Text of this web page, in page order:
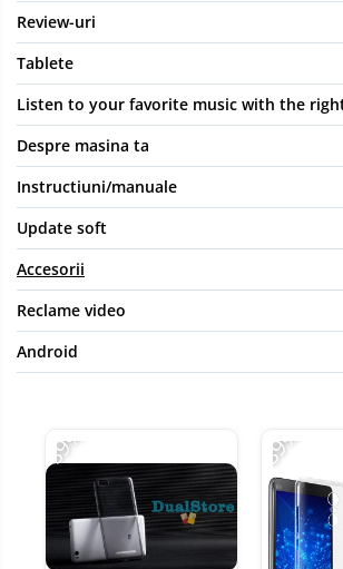
Review-uri
Tablete
Listen to your favorite music with the
Despre masina ta
Instructiuni/manuale
Update soft
Accesorii
Reclame video
Android
-89% -89%